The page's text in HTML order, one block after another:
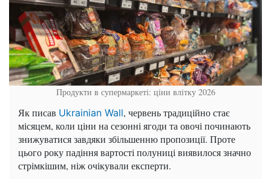
Продукти в супермаркеті: ціни влітку 2026
Як писав Ukrainian Wall, червень традиційно стає
місяцем, коли ціни на сезонні ягоди та овочі починають
знижуватися завдяки збільшенню пропозиції. Проте
цього року падіння вартості полуниці виявилося значно
стрімкішим, ніж очікували експерти.